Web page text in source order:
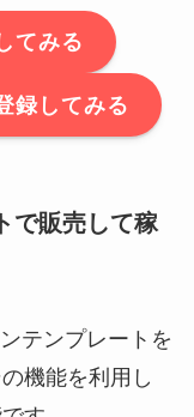
てみる
録してみる
で販売して稼
テンプレートを
機能を利用し